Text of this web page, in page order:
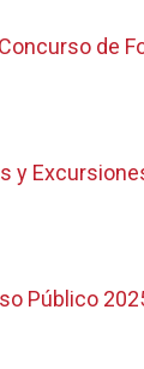
de
y
Público